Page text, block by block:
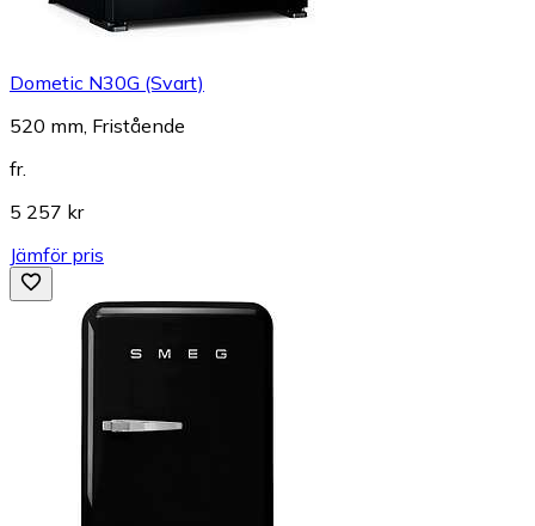
Dometic N30G (Svart)
520 mm, Fristående
fr.
5 257 kr
Jämför pris